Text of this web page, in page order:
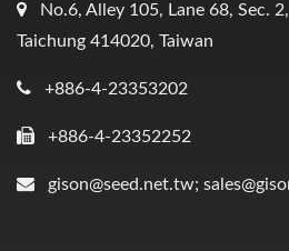
No.6, Alley 105, Lane 68, Sec.
Taichung 414020, Taiwan
+886-4-23353202
+886-4-23352252
gison@seed.net.tw;